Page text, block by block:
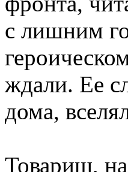
с лишним
ждали. Ее
дома,
Товарищ,